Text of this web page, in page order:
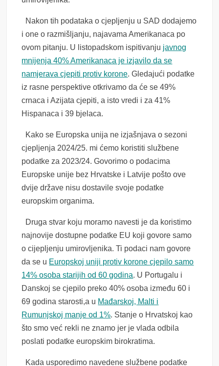
Nakon tih podataka o cjepljenju u SAD dodajemo
i one o razmišljanju, najavama Amerikanaca po
ovom pitanju. U listopadskom ispitivanju javnog
mnijenja 40% Amerikanaca je izjavilo da se
namjerava cjepiti protiv korone. Gledajući podatke
iz rasne perspektive otkrivamo da će se 49%
crnaca i Azijata cjepiti, a isto vredi i za 41%
Hispanaca i 39 bjelaca.
Kako se Europska unija ne izjašnjava o sezoni
cjepljenja 2024/25. mi ćemo koristiti službene
podatke za 2023/24. Govorimo o podacima
Europske unije bez Hrvatske i Latvije pošto ove
dvije države nisu dostavile svoje podatke
europskim organima.
Druga stvar koju moramo navesti je da koristimo
najnovije dostupne podatke EU koji govore samo
o cijepljenju umirovljenika. Ti podaci nam govore
da se u Europskoj uniji protiv korone cjepilo samo
14% osoba starijih od 60 godina. U Portugalu i
Danskoj se cjepilo preko 40% osoba između 60 i
69 godina starosti,a u Mađarskoj, Malti i
Rumunjskoj manje od 1%. Stanje o Hrvatskoj kao
što smo već rekli ne znamo jer je vlada odbila
poslati podatke europskim birokratima.
Kada usporedimo navedene službene podatke